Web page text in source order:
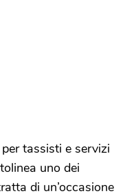
tassisti e servizi
uno dei
di un’occasione